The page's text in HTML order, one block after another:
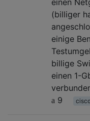
(billiger
einige
billige
einen 1-
9